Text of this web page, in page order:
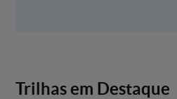
Trilhas em Destaque